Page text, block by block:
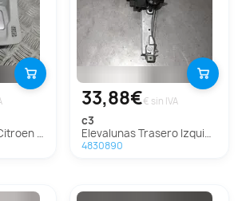
C3
33,88€€ sin IVA
c3
Elevalunas Trasero Izquierdo Para Citroen C3
4830890